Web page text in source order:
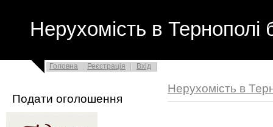
Нерухомість в Тернополі
Головна Реєстрація Вхід
Подати оголошення
Нерухомість в